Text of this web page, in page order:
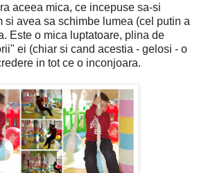
aceea mica, ce incepuse sa-si
si avea sa schimbe lumea (cel putin a
Este o mica luptatoare, plina de
ei (chiar si cand acestia - gelosi - o
in tot ce o inconjoara.